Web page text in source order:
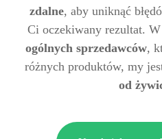
zdalne, aby uniknąć
Ci oczekiwany rezultat.
ogólnych sprzedawców,
różnych produktów, my
od